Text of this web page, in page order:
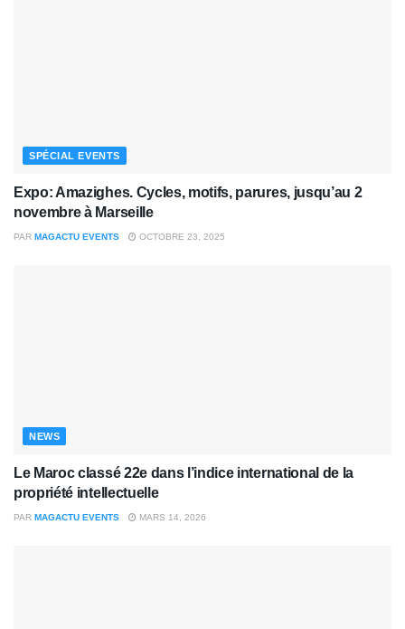
SPÉCIAL EVENTS
Expo: Amazighes. Cycles, motifs, parures, jusqu’au 2
novembre à Marseille
PAR MAGACTU EVENTS OCTOBRE 23, 2025
NEWS
Le Maroc classé 22e dans l’indice international de la
propriété intellectuelle
PAR MAGACTU EVENTS MARS 14, 2026